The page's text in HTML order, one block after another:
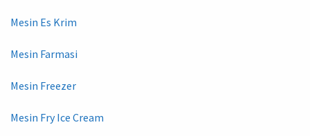
Mesin Es Krim
Mesin Farmasi
Mesin Freezer
Mesin Fry Ice Cream